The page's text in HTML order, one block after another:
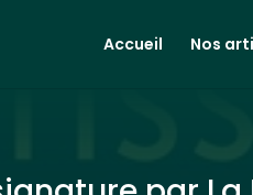
Accueil Nos